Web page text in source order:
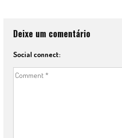
Deixe um comentário
Social connect: